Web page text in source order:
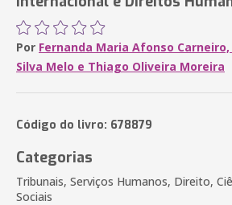
Por Fernanda Maria Afonso
Silva Melo e Thiago Oliveira Moreira
Código do livro: 678879
Categorias
Tribunais, Serviços Humanos, Direito,
Sociais